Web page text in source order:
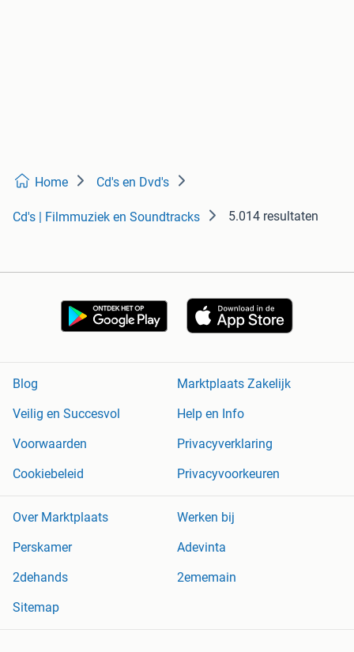
Home Cd's en Dvd's
Cd's | Filmmuziek en Soundtracks 5.014 resultaten
Blog
Marktplaats Zakelijk
Veilig en Succesvol
Help en Info
Voorwaarden
Privacyverklaring
Cookiebeleid
Privacyvoorkeuren
Over Marktplaats
Werken bij
Perskamer
Adevinta
2dehands
2ememain
Sitemap